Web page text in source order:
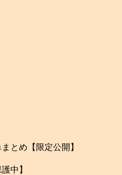
とめ【限定公開】
中】